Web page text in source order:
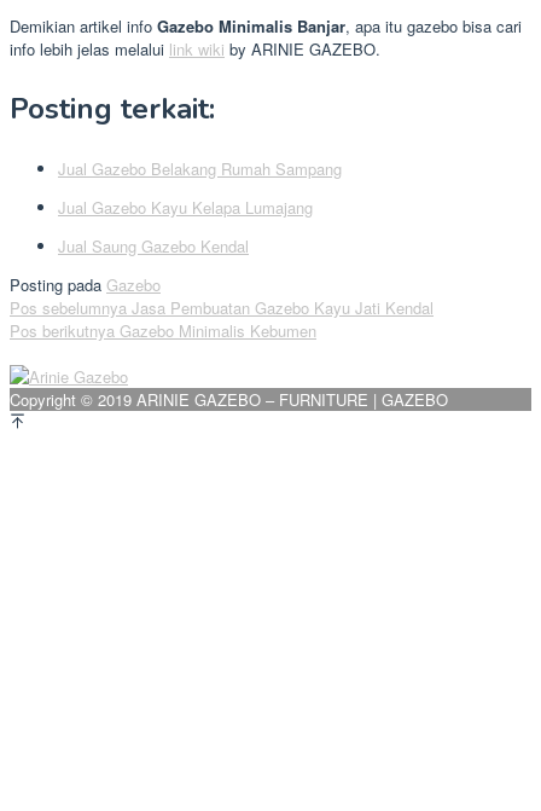
Demikian artikel info Gazebo Minimalis Banjar, apa itu gazebo bisa cari
info lebih jelas melalui link wiki by ARINIE GAZEBO.
Posting terkait:
Jual Gazebo Belakang Rumah Sampang
Jual Gazebo Kayu Kelapa Lumajang
Jual Saung Gazebo Kendal
Posting pada Gazebo
Navigasi
pos
Pos sebelumnya Jasa Pembuatan Gazebo Kayu Jati Kendal
Pos berikutnya Gazebo Minimalis Kebumen
Copyright © 2019 ARINIE GAZEBO – FURNITURE | GAZEBO